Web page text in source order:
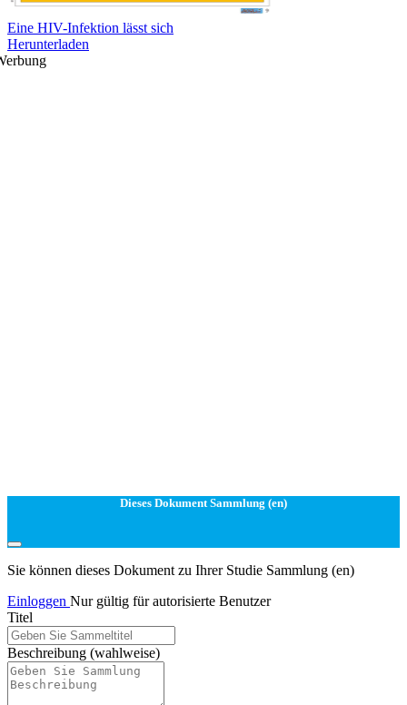
Eine HIV-Infektion lässt sich
Herunterladen
Dieses Dokument Sammlung (en)
Sie können dieses Dokument zu Ihrer Studie Sammlung (en)
Einloggen Nur gültig für autorisierte Benutzer
Titel
Beschreibung (wahlweise)